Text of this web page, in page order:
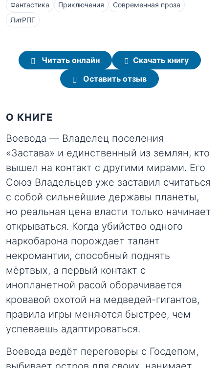
Фантастика Приключения
Современная проза
ЛитРПГ
Читать онлайн
Скачать книгу
Оставить отзыв
О КНИГЕ
Воевода — Владелец поселения
«Застава» и единственный из землян, кто
вышел на контакт с другими мирами. Его
Союз Владельцев уже заставил считаться
с собой сильнейшие державы планеты,
но реальная цена власти только начинает
открываться. Когда убийство одного
наркобарона порождает талант
некромантии, способный поднять
мёртвых, а первый контакт с
инопланетной расой оборачивается
кровавой охотой на медведей-гигантов,
правила игры меняются быстрее, чем
успеваешь адаптироваться.
Воевода ведёт переговоры с Госдепом,